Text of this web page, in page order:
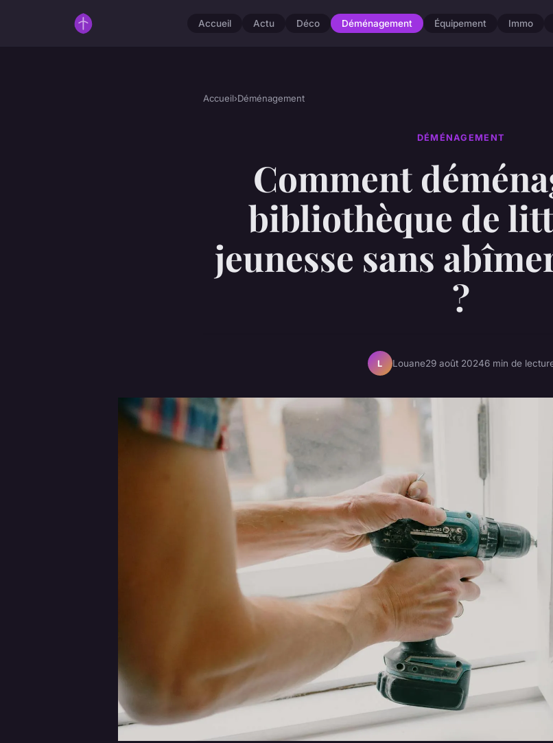
Accueil Actu Déco Déménagement Équipement Immo
Accueil›Déménagement
DÉMÉNAGEMENT
Comment
bibliothèque de
jeunesse sans
?
L Louane29 août 20246 min de